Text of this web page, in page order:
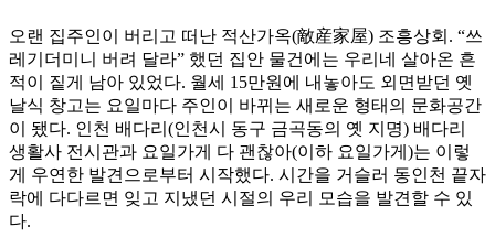
오랜 집주인이 버리고 떠난 적산가옥(敵産家屋) 조흥상회. “쓰
레기더미니 버려 달라” 했던 집안 물건에는 우리네 살아온 흔
적이 짙게 남아 있었다. 월세 15만원에 내놓아도 외면받던 옛
날식 창고는 요일마다 주인이 바뀌는 새로운 형태의 문화공간
이 됐다. 인천 배다리(인천시 동구 금곡동의 옛 지명) 배다리
생활사 전시관과 요일가게 다 괜찮아(이하 요일가게)는 이렇
게 우연한 발견으로부터 시작했다. 시간을 거슬러 동인천 끝자
락에 다다르면 잊고 지냈던 시절의 우리 모습을 발견할 수 있
다.